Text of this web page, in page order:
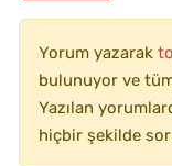
Yorum yazarak
bulunuyor ve
Yazılan
hiçbir şekilde